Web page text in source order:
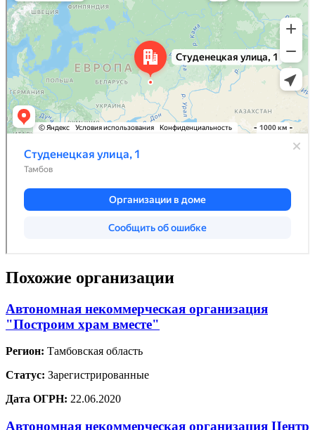
Похожие организации
Автономная некоммерческая организация
"Построим храм вместе"
Регион: Тамбовская область
Статус: Зарегистрированные
Дата ОГРН: 22.06.2020
Автономная некоммерческая организация Центр